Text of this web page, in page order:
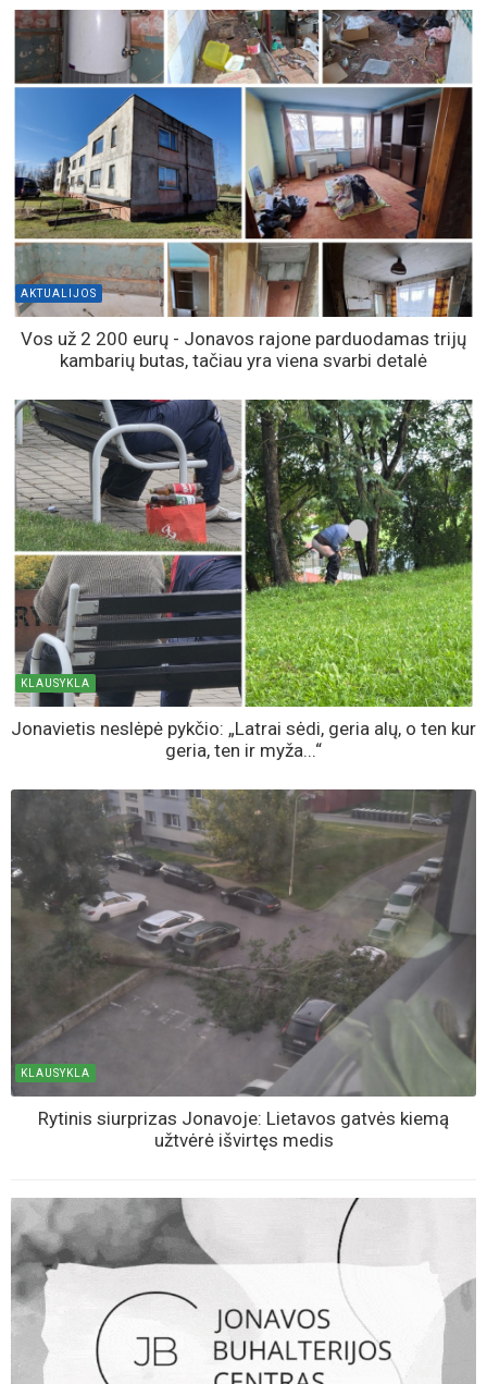
AKTUALIJOS
Vos už 2 200 eurų - Jonavos rajone parduodamas trijų
kambarių butas, tačiau yra viena svarbi detalė
KLAUSYKLA
Jonavietis neslėpė pykčio: „Latrai sėdi, geria alų, o ten kur
geria, ten ir myža...“
KLAUSYKLA
Rytinis siurprizas Jonavoje: Lietavos gatvės kiemą
užtvėrė išvirtęs medis